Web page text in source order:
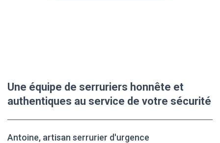
Une équipe de serruriers honnête et
authentiques au service de votre sécurité
Antoine, artisan serrurier d'urgence